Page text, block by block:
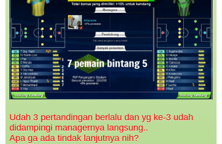
Udah 3 pertandingan berlalu dan yg ke-3 udah
didampingi managernya langsung..
Apa ga ada tindak lanjutnya nih?